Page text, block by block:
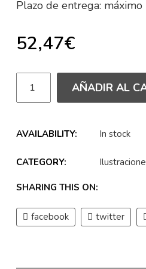
Plazo de entrega: máximo
52,47€
AÑADIR AL
AVAILABILITY: In stock
CATEGORY:
SHARING THIS ON:
facebook twitter